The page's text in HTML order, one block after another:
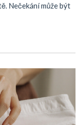
Nečekání může být